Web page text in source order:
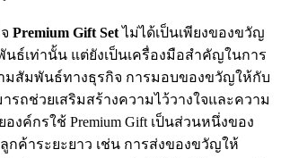
Premium Gift Setไม่ได้เป็นเพียงของขวัญ
นธ์เท่านั้น แต่ยังเป็นเครื่องมือสำคัญในการ
มสัมพันธ์ทางธุรกิจ การมอบของขวัญให้กับ
รถช่วยเสริมสร้างความไว้วางใจและความ
งค์กรใช้ Premium Gift เป็นส่วนหนึ่งของ
กค้าระยะยาว เช่น การส่งของขวัญให้